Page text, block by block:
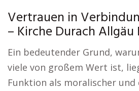
Vertrauen in
– Kirche Durach Allgäu
Ein bedeutender Grund,
viele von großem Wert ist,
Funktion als moralischer und